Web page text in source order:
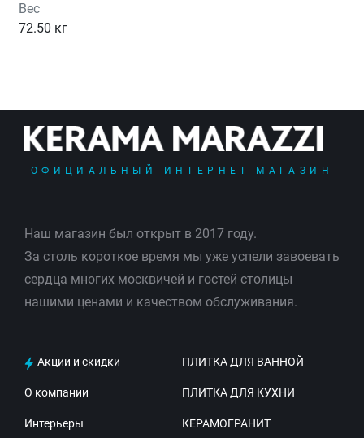
Вес
72.50 кг
ОФИЦИАЛЬНЫЙ ИНТЕРНЕТ-МАГАЗИН
Наш магазин был открыт в 2017 году.
За столь короткое время мы уже успели завоевать
сердца многих москвичей и гостей столицы
нашими ценами и качеством обслуживания.
Акции и скидки
О компании
Интерьеры
ПЛИТКА ДЛЯ ВАННОЙ
ПЛИТКА ДЛЯ КУХНИ
КЕРАМОГРАНИТ